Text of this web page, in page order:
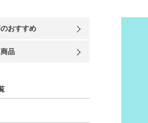
おすすめ
品